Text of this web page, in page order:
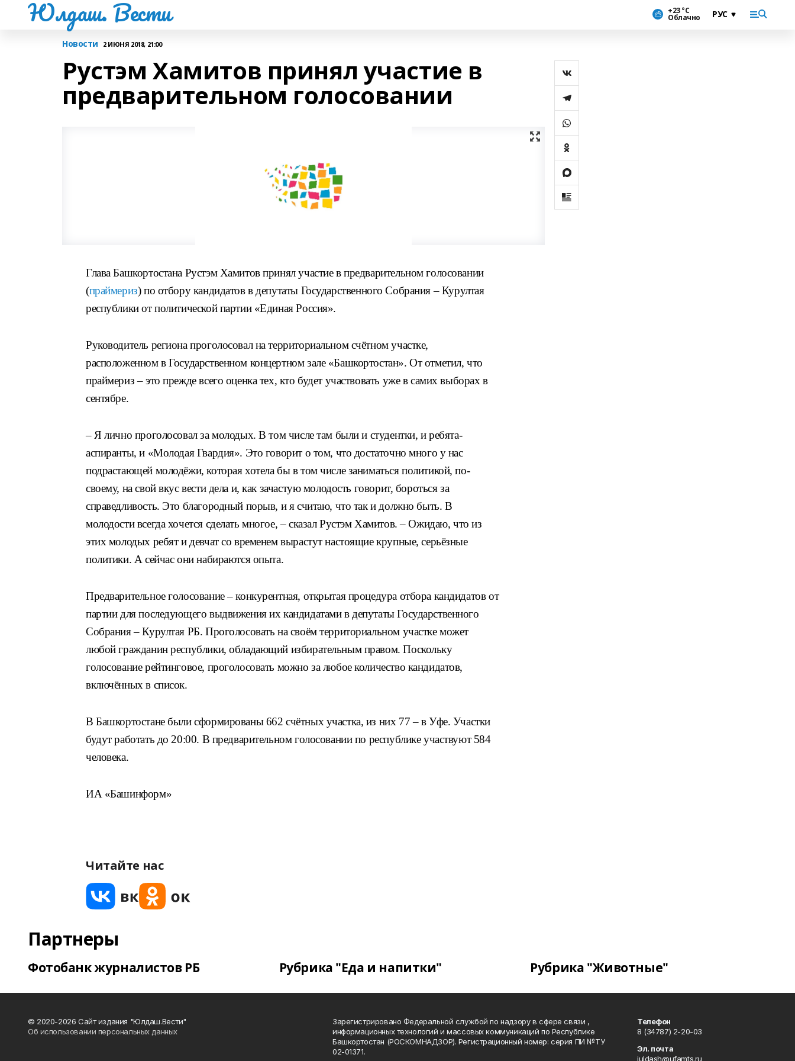
Юлдаш. Вести +23 °С
Облачно
Новости 2 ИЮНЯ 2018, 21:00
Рустэм Хамитов принял участие в
предварительном голосовании
Глава Башкортостана Рустэм Хамитов принял участие в предварительном голосовании
(праймериз) по отбору кандидатов в депутаты Государственного Собрания – Курултая
республики от политической партии «Единая Россия».
Руководитель региона проголосовал на территориальном счётном участке,
расположенном в Государственном концертном зале «Башкортостан». От отметил, что
праймериз – это прежде всего оценка тех, кто будет участвовать уже в самих выборах в
сентябре.
– Я лично проголосовал за молодых. В том числе там были и студентки, и ребята-
аспиранты, и «Молодая Гвардия». Это говорит о том, что достаточно много у нас
подрастающей молодёжи, которая хотела бы в том числе заниматься политикой, по-
своему, на свой вкус вести дела и, как зачастую молодость говорит, бороться за
справедливость. Это благородный порыв, и я считаю, что так и должно быть. В
молодости всегда хочется сделать многое, – сказал Рустэм Хамитов. – Ожидаю, что из
этих молодых ребят и девчат со временем вырастут настоящие крупные, серьёзные
политики. А сейчас они набираются опыта.
Предварительное голосование – конкурентная, открытая процедура отбора кандидатов от
партии для последующего выдвижения их кандидатами в депутаты Государственного
Собрания – Курултая РБ. Проголосовать на своём территориальном участке может
любой гражданин республики, обладающий избирательным правом. Поскольку
голосование рейтинговое, проголосовать можно за любое количество кандидатов,
включённых в список.
В Башкортостане были сформированы 662 счётных участка, из них 77 – в Уфе. Участки
будут работать до 20:00. В предварительном голосовании по республике участвуют 584
человека.
ИА «Башинформ»
Читайте нас
Партнеры
Фотобанк журналистов РБ Рубрика "Еда и напитки" Рубрика "Животные"
© 2020-2026 Сайт издания "Юлдаш.Вести"
Об использовании персональных данных
Зарегистрировано Федеральной службой по надзору в сфере связи ,
информационных технологий и массовых коммуникаций по Республике
Башкортостан (РОСКОМНАДЗОР). Регистрационный номер: серия ПИ №ТУ
02-01371.
Телефон
8 (34787) 2-20-03
Эл. почта
juldash@ufamts.ru